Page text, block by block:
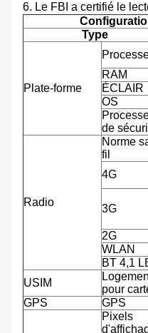
6. Le FBI a certifié le
Type
Plate-forme
RAM
ÉCLAIR
OS
de
Radio
Norme
fil
4G
3G
2G
WLAN
BT 4,1
USIM
pour
GPS
GPS
Pixels